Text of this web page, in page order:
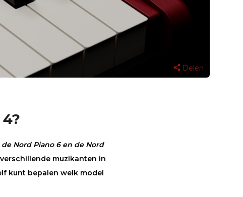
Delen
Nord Piano 6 en de Nord
muzikanten in
kunt bepalen welk model